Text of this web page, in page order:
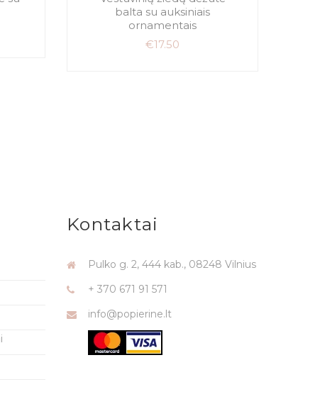
balta su auksiniais
ornamentais
€17.50
Kontaktai
Pulko g. 2, 444 kab., 08248 Vilnius
+ 370 671 91 571
info@popierine.lt